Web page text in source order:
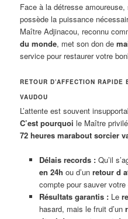
Face à la détresse
possède la puissance
Maître Adjinacou, reconnu
du monde, met son don de
service pour restaurer votre
RETOUR D’AFFECTION
VAUDOU
L’attente est souvent
C’est pourquoi le Maître
72 heures marabout sorcier
Délais records :Qu’il
en 24h ou d’un retour d
compte pour sauver votre
Résultats garantis :Le
hasard, mais le fruit d’un